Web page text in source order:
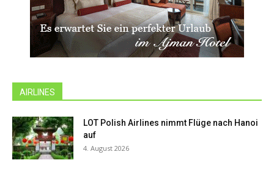
AIRLINES
LOT Polish Airlines nimmt Flüge nach Hanoi
auf
4. August 2026